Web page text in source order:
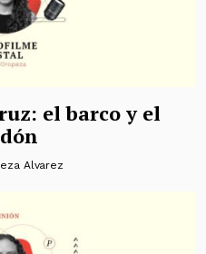
el barco y el
Alvarez